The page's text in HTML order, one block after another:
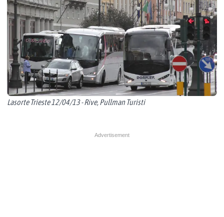
Lasorte Trieste 12/04/13 - Rive, Pullman Turisti